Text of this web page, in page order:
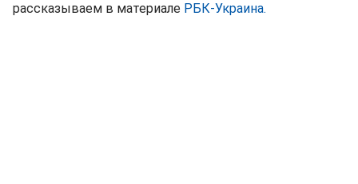
рассказываем в материале РБК-Украина.